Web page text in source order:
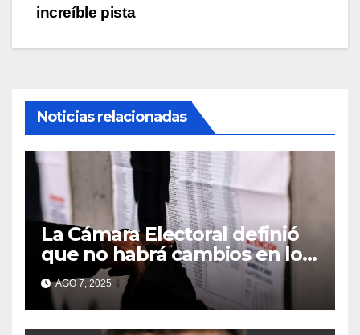
increíble pista
Noticias relacionadas
La Cámara Electoral definió
que no habrá cambios en los
lugares de votación en La
Matanza
AGO 7, 2025